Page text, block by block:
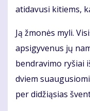
ati­da­vu­si ki­tiems,
Ją žmo­nės my­li.
ap­si­gy­ve­nus jų
ben­dra­vi­mo ry­šiai
dviem
per di­dži­ą­sias